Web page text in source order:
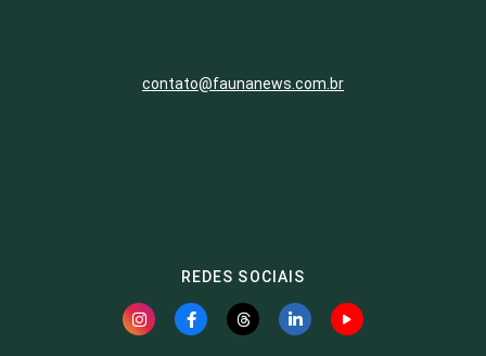
contato@faunanews.com.br
REDES SOCIAIS